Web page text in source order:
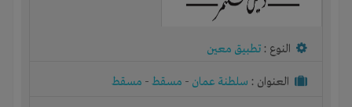
النوع : تطبيق معين
العنوان : سلطنة عمان - مسقط- مسقط